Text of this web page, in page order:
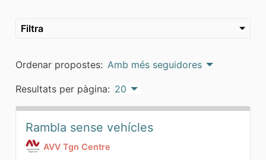
Filtra
Ordenar propostes: Amb més seguidores
Resultats per pàgina: 20
Rambla sense vehícles
AVV Tgn Centre